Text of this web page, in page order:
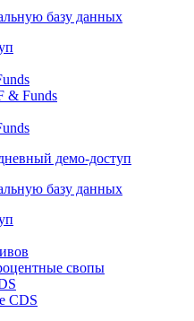
базу данных
& Funds
демо-доступ
базу данных
свопы
CDS